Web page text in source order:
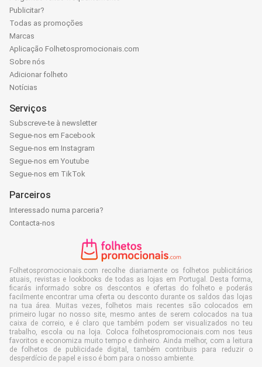
Publicitar?
Todas as promoções
Marcas
Aplicação Folhetospromocionais.com
Sobre nós
Adicionar folheto
Notícias
Serviços
Subscreve-te à newsletter
Segue-nos em Facebook
Segue-nos em Instagram
Segue-nos em Youtube
Segue-nos em TikTok
Parceiros
Interessado numa parceria?
Contacta-nos
Folhetospromocionais.com recolhe diariamente os folhetos publicitários
atuais, revistas e lookbooks de todas as lojas em Portugal. Desta forma,
ficarás informado sobre os descontos e ofertas do folheto e poderás
facilmente encontrar uma oferta ou desconto durante os saldos das lojas
na tua área. Muitas vezes, folhetos mais recentes são colocados em
primeiro lugar no nosso site, mesmo antes de serem colocados na tua
caixa de correio, e é claro que também podem ser visualizados no teu
trabalho, escola ou na loja. Coloca folhetospromocionais.com nos teus
favoritos e economiza muito tempo e dinheiro. Ainda melhor, com a leitura
de folhetos de publicidade digital, também contribuis para reduzir o
desperdício de papel e isso é bom para o nosso ambiente.